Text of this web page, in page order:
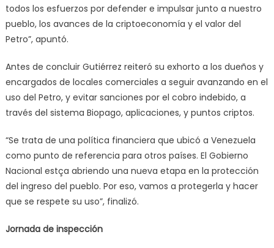
todos los esfuerzos por defender e impulsar junto a nuestro
pueblo, los avances de la criptoeconomía y el valor del
Petro”, apuntó.
Antes de concluir Gutiérrez reiteró su exhorto a los dueños y
encargados de locales comerciales a seguir avanzando en el
uso del Petro, y evitar sanciones por el cobro indebido, a
través del sistema Biopago, aplicaciones, y puntos criptos.
“Se trata de una política financiera que ubicó a Venezuela
como punto de referencia para otros países. El Gobierno
Nacional estça abriendo una nueva etapa en la protección
del ingreso del pueblo. Por eso, vamos a protegerla y hacer
que se respete su uso”, finalizó.
Jornada de inspección